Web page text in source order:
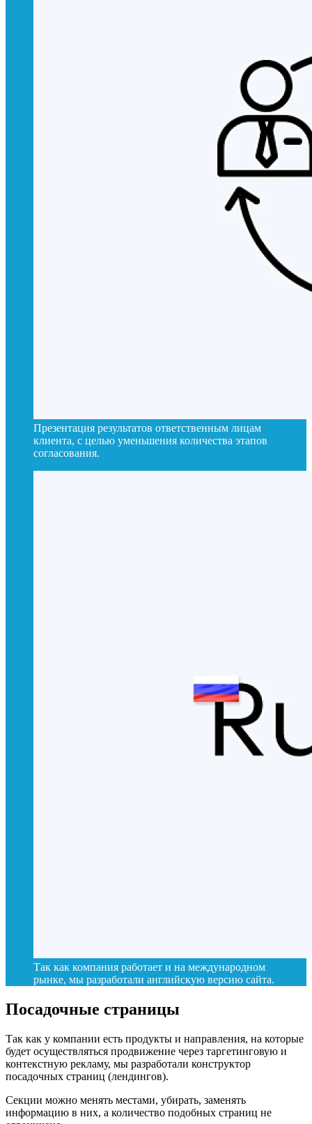
Презентация результатов ответственным лицам
клиента, с целью уменьшения количества этапов
согласования.
Так как компания работает и на международном
рынке, мы разработали английскую версию сайта.
Посадочные страницы
Так как у компании есть продукты и направления, на которые
будет осуществляться продвижение через таргетинговую и
контекстную рекламу, мы разработали конструктор
посадочных страниц (лендингов).
Секции можно менять местами, убирать, заменять
информацию в них, а количество подобных страниц не